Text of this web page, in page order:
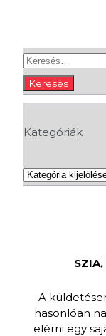
Keresés:
Kategóriák
Kategóriák
SZIA,
A
hasonlóan
elérni egy